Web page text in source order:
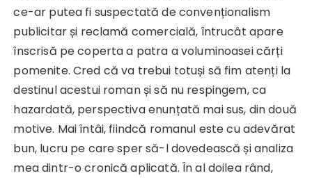
ce-ar putea fi suspectată de convenționalism
publicitar și reclamă comercială, întrucât apare
înscrisă pe coperta a patra a voluminoasei cărți
pomenite. Cred că va trebui totuși să fim atenți la
destinul acestui roman și să nu respingem, ca
hazardată, perspectiva enunțată mai sus, din două
motive. Mai întâi, fiindcă romanul este cu adevărat
bun, lucru pe care sper să-l dovedească și analiza
mea dintr-o cronică aplicată. În al doilea rând,